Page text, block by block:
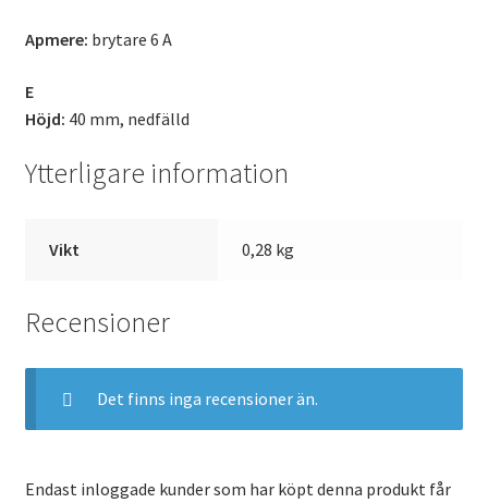
Apmere: brytare 6 A
E
Höjd: 40 mm, nedfälld
Ytterligare information
Vikt 0,28 kg
Recensioner
Det finns inga recensioner än.
Endast inloggade kunder som har köpt denna produkt får